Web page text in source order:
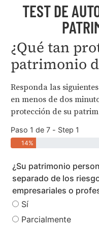
Privacidad
.
Digital
TEST DE
¿Qué tan
patrimonio
Responda las
en menos de dos
protección de su
Paso 1 de 7 - Step 1
14%
¿Su patrimonio
separado de los
empresariales o
Sí
Parcialmente